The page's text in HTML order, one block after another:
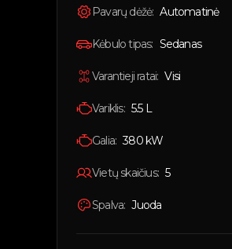
Pavarų dėžė: Automatinė
Kėbulo tipas: Sedanas
Varantieji ratai: Visi
Variklis: 5.5 L
Galia: 380kW
Vietų skaičius: 5
Spalva: Juoda